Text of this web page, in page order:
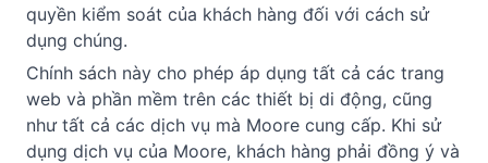
quyền kiểm soát của khách hàng đối với cách sử
dụng chúng.
Chính sách này cho phép áp dụng tất cả các trang
web và phần mềm trên các thiết bị di động, cũng
như tất cả các dịch vụ mà Moore cung cấp. Khi sử
dụng dịch vụ của Moore, khách hàng phải đồng ý và